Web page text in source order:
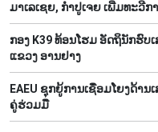
ມາເລເຊຍ, ກຳປູເຈຍ ເພີ່ມທະວີ
ກອງ K39 ທ້ອນໂຮມ ອັດຖິນັກຮົບ
ແຂວງ ອານຢາງ
EAEU ຊຸກຍູ້ການເຊື່ອມໂຍງດ້າ
ຄູ່ຮ່ວມມື